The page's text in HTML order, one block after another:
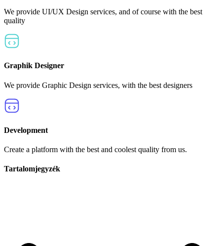
We provide UI/UX Design services, and of course with the best
quality
Graphik Designer
We provide Graphic Design services, with the best designers
Development
Create a platform with the best and coolest quality from us.
Tartalomjegyzék